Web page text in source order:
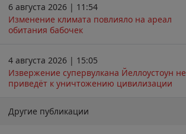
6 августа 2026 | 11:54
Изменение климата повлияло на ареал
обитания бабочек
4 августа 2026 | 15:05
Извержение супервулкана Йеллоустоун не
приведёт к уничтожению цивилизации
Другие публикации